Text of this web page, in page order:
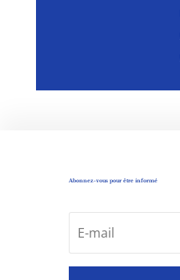
Abonnez-vous pour être informé